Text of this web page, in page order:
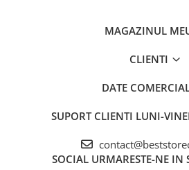
MAGAZINUL
CLIENTI
DATE
SUPORT CLIENTI LUNI-
SOCIAL URMARESTE-NE IN